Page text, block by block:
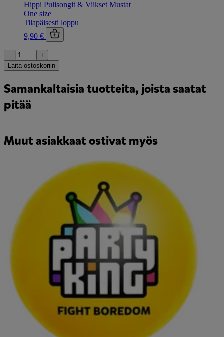
Hippi Pulisongit & Viikset Mustat
One size
Tilapäisesti loppu
9,90 €
−
+
Laita ostoskoriin
Samankaltaisia tuotteita, joista saatat
pitää
Muut asiakkaat ostivat myös